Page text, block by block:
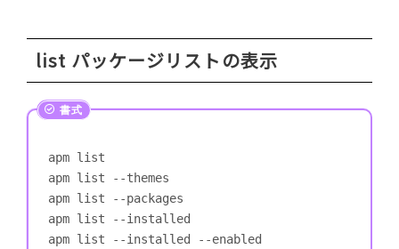
list パッケージリストの表示
apm list
apm list --themes
apm list --packages
apm list --installed
apm list --installed --enabled